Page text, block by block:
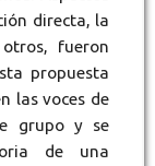
directa, la
fueron
propuesta
las voces de
grupo y se
de una